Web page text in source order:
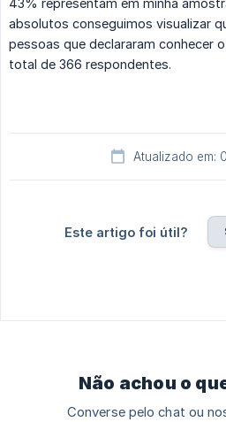
43% representam em minha
absolutos conseguimos visualizar
pessoas que declararam conhecer
total de 366 respondentes.
Atualizado em:
Este artigo foi útil?
Não achou o
Converse pelo chat ou